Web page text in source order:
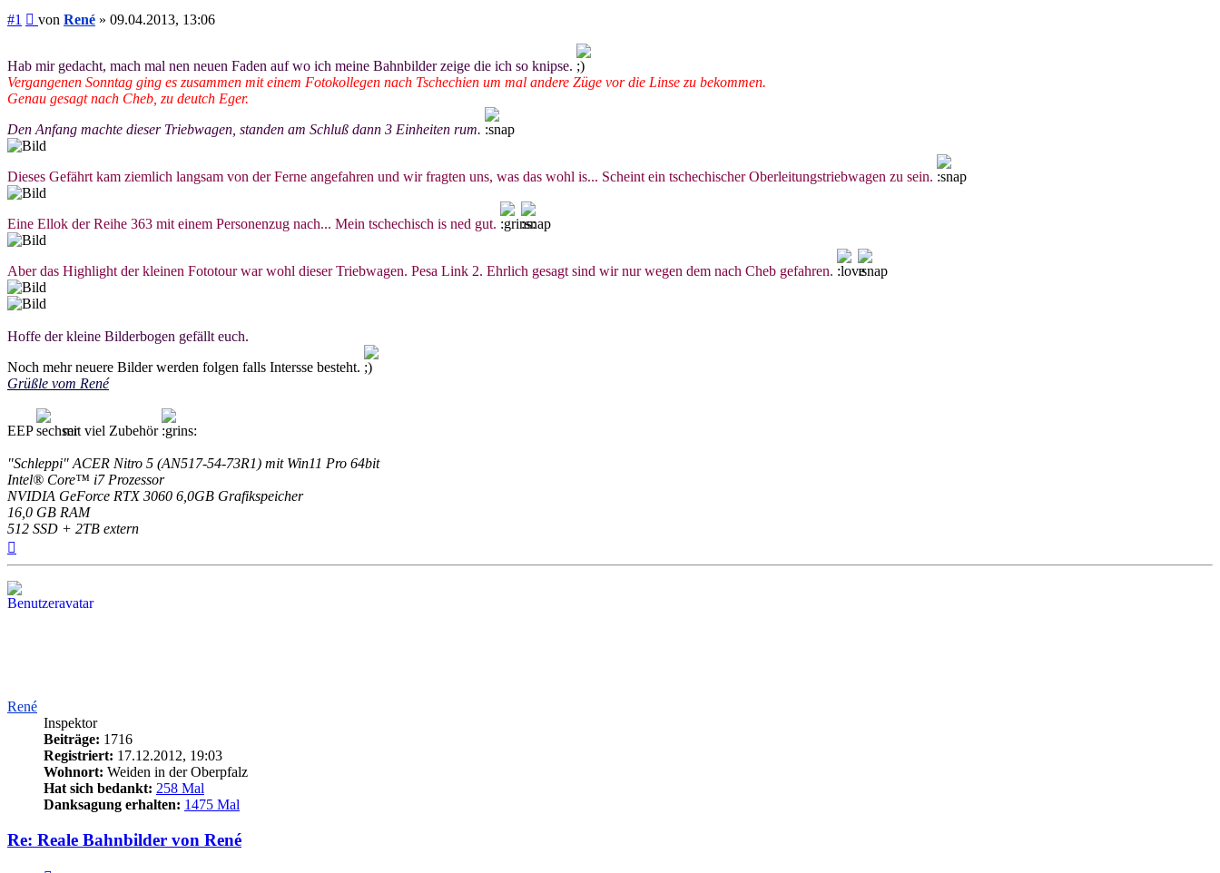
#1 Beitrag
von René » 09.04.2013, 13:06
Hab mir gedacht, mach mal nen neuen Faden auf wo ich meine Bahnbilder zeige die ich so knipse.
Vergangenen Sonntag ging es zusammen mit einem Fotokollegen nach Tschechien um mal andere Züge vor die Linse zu bekommen.
Genau gesagt nach Cheb, zu deutch Eger.
Den Anfang machte dieser Triebwagen, standen am Schluß dann 3 Einheiten rum.
Dieses Gefährt kam ziemlich langsam von der Ferne angefahren und wir fragten uns, was das wohl is... Scheint ein tschechischer Oberleitungstriebwagen zu sein.
Eine Ellok der Reihe 363 mit einem Personenzug nach... Mein tschechisch is ned gut.
Aber das Highlight der kleinen Fototour war wohl dieser Triebwagen. Pesa Link 2. Ehrlich gesagt sind wir nur wegen dem nach Cheb gefahren.
Hoffe der kleine Bilderbogen gefällt euch.
Noch mehr neuere Bilder werden folgen falls Intersse besteht.
Grüßle vom René
EEP mit viel Zubehör
"Schleppi" ACER Nitro 5 (AN517-54-73R1) mit Win11 Pro 64bit
Intel® Core™ i7 Prozessor
NVIDIA GeForce RTX 3060 6,0GB Grafikspeicher
16,0 GB RAM
512 SSD + 2TB extern
René
Inspektor
Beiträge: 1716
Registriert: 17.12.2012, 19:03
Wohnort: Weiden in der Oberpfalz
Hat sich bedankt: 258 Mal
Danksagung erhalten: 1475 Mal
Re: Reale Bahnbilder von René